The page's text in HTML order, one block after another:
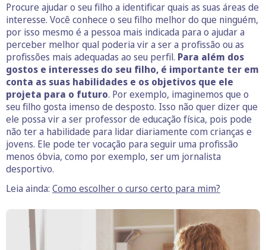
Procure ajudar o seu filho a identificar quais as suas áreas de
interesse. Você conhece o seu filho melhor do que ninguém,
por isso mesmo é a pessoa mais indicada para o ajudar a
perceber melhor qual poderia vir a ser a profissão ou as
profissões mais adequadas ao seu perfil. Para além dos
gostos e interesses do seu filho, é importante ter em
conta as suas habilidades e os objetivos que ele
projeta para o futuro. Por exemplo, imaginemos que o
seu filho gosta imenso de desposto. Isso não quer dizer que
ele possa vir a ser professor de educação física, pois pode
não ter a habilidade para lidar diariamente com crianças e
jovens. Ele pode ter vocação para seguir uma profissão
menos óbvia, como por exemplo, ser um jornalista
desportivo.
Leia ainda: Como escolher o curso certo para mim?